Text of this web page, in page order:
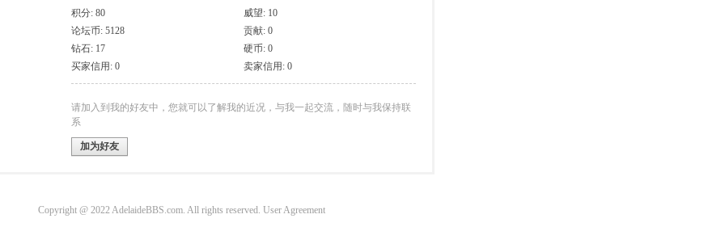
积分: 80
威望: 10
论坛币: 5128
贡献: 0
钻石: 17
硬币: 0
买家信用: 0
卖家信用: 0
请加入到我的好友中，您就可以了解我的近况，与我一起交流，随时与我保持联
系
加为好友
Copyright @ 2022 AdelaideBBS.com. All rights reserved. User Agreement